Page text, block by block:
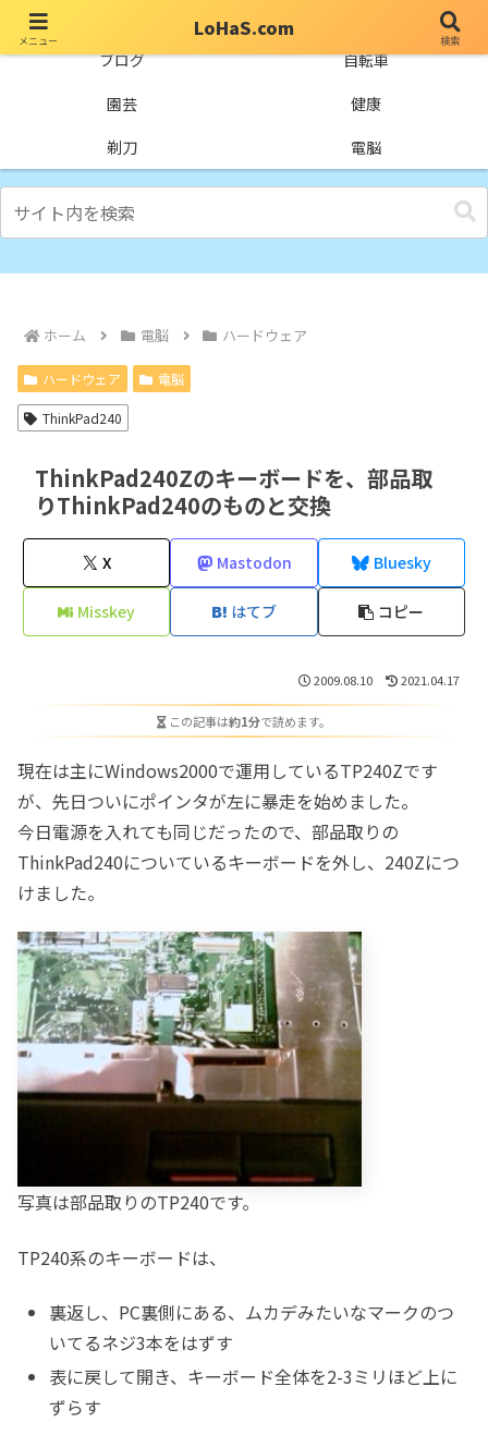
ブログ
自転車
園芸
健康
剃刀
電脳
ホーム 電脳 ハードウェア
ハードウェア 電脳
ThinkPad240
ThinkPad240Zのキーボードを、部品取
りThinkPad240のものと交換
X Mastodon Bluesky
Misskey はてブ コピー
2009.08.10 2021.04.17
この記事は約1分で読めます。
現在は主にWindows2000で運用しているTP240Zです
が、先日ついにポインタが左に暴走を始めました。
今日電源を入れても同じだったので、部品取りの
ThinkPad240についているキーボードを外し、240Zにつ
けました。
写真は部品取りのTP240です。
TP240系のキーボードは、
裏返し、PC裏側にある、ムカデみたいなマークのつ
いてるネジ3本をはずす
表に戻して開き、キーボード全体を2-3ミリほど上に
ずらす
メニュー
LoHaS.com
検索